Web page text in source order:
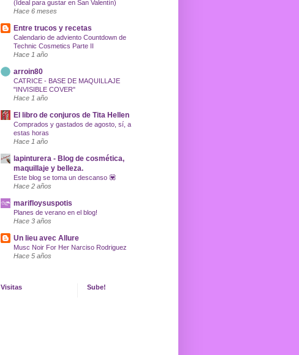
(Ideal para gustar en San Valentín)
Hace 6 meses
Entre trucos y recetas
Calendario de adviento Countdown de
Technic Cosmetics Parte II
Hace 1 año
arroin80
CATRICE - BASE DE MAQUILLAJE
"INVISIBLE COVER"
Hace 1 año
El libro de conjuros de Tita Hellen
Comprados y gastados de agosto, sí, a
estas horas
Hace 1 año
lapinturera - Blog de cosmética,
maquillaje y belleza.
Este blog se toma un descanso 💟
Hace 2 años
marifloysuspotis
Planes de verano en el blog!
Hace 3 años
Un lieu avec Allure
Musc Noir For Her Narciso Rodriguez
Hace 5 años
Visitas Sube!